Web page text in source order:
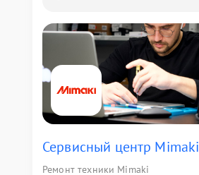
Сервисный центр Mimaki
Ремонт техники Mimaki